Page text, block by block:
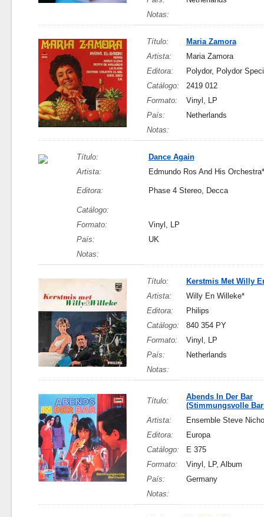
Notas:
Título:
Maria Zamora
Artista:
Maria Zamora
Editora:
Polydor, Polydor
Catálogo:
2419 012
Formato:
Vinyl, LP
País:
Netherlands
Notas:
Título:
Dance Again
Artista:
Edmundo Ros And His Orchestra*
Editora: Phase 4 Stereo, Decca
Catálogo:
Formato:
Vinyl, LP
País:
UK
Notas:
Título:
Kerstmis Met Willy
Artista:
Willy En Willeke*
Editora:
Philips
Catálogo:
840 354 PY
Formato:
Vinyl, LP
País:
Netherlands
Notas:
Título:
Abends In Der Bar
(Stimmungsvolle
Artista:
Ensemble Steve
Editora:
Europa
Catálogo:
E 375
Formato:
Vinyl, LP, Album
País:
Germany
Notas: